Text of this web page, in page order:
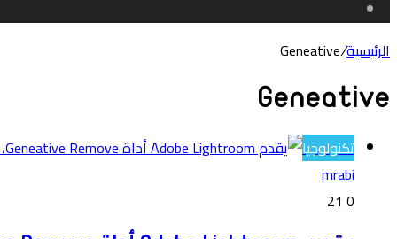
الرئيسية/
Geneative
Geneative
تكنولوجيا
mrabi
0